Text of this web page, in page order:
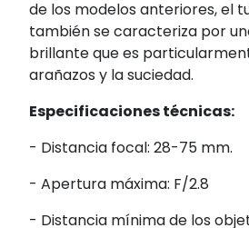
de los modelos anteriores, el
también se caracteriza por
brillante que es
arañazos y la suciedad.
Especificaciones técnicas:
- Distancia focal: 28-75 mm.
- Apertura máxima: F/2.8
- Distancia mínima de los